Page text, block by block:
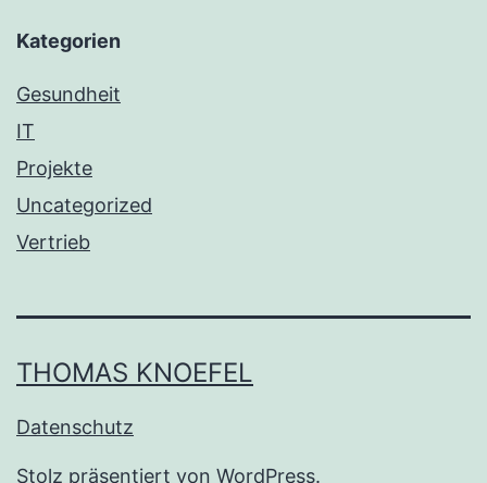
Kategorien
Gesundheit
IT
Projekte
Uncategorized
Vertrieb
THOMAS KNOEFEL
Datenschutz
Stolz präsentiert von WordPress.